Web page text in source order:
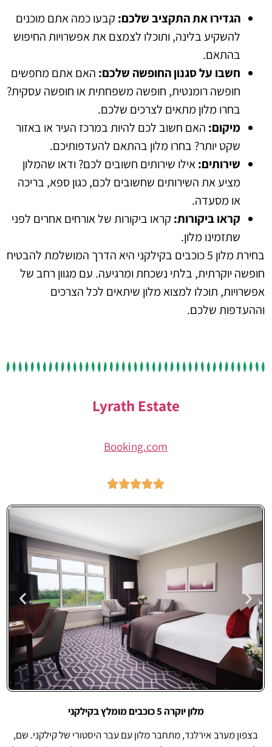
הגדירו את התקציב שלכם:קבעו כמה אתם מוכנים
להשקיע בלינה, ותוכלו לצמצם את אפשרויות החיפוש
בהתאם.
חשבו על סגנון החופשה שלכם:האם אתם מחפשים
חופשה רומנטית, חופשה משפחתית או חופשה עסקית?
בחרו מלון מתאים לצרכים שלכם.
מיקום:האם חשוב לכם להיות במרכז העיר או באזור
שקט יותר? בחרו מלון בהתאם להעדפותיכם.
שירותים:אילו שירותים חשובים לכם? ודאו שהמלון
מציע את השירותים שחשובים לכם, כגון ספא, בריכה
או מסעדה.
קראו ביקורות:קראו ביקורות של אורחים אחרים לפני
שתזמינו מלון.
בחירת מלון 5 כוכבים בקילקני היא הדרך המושלמת להבטיח
חופשה יוקרתית, בלתי נשכחת ומרגיעה. עם מגוון רחב של
אפשרויות, תוכלו למצוא מלון שיתאים לכל הצרכים
וההעדפות שלכם.
Lyrath Estate
Booking.com





Lyrathמלון יוקרה 5 כוכבים מומלץ בקילקני
בצפון מערב אירלנד, מתחבר מלון עם עבר היסטורי של קילקני. שם,